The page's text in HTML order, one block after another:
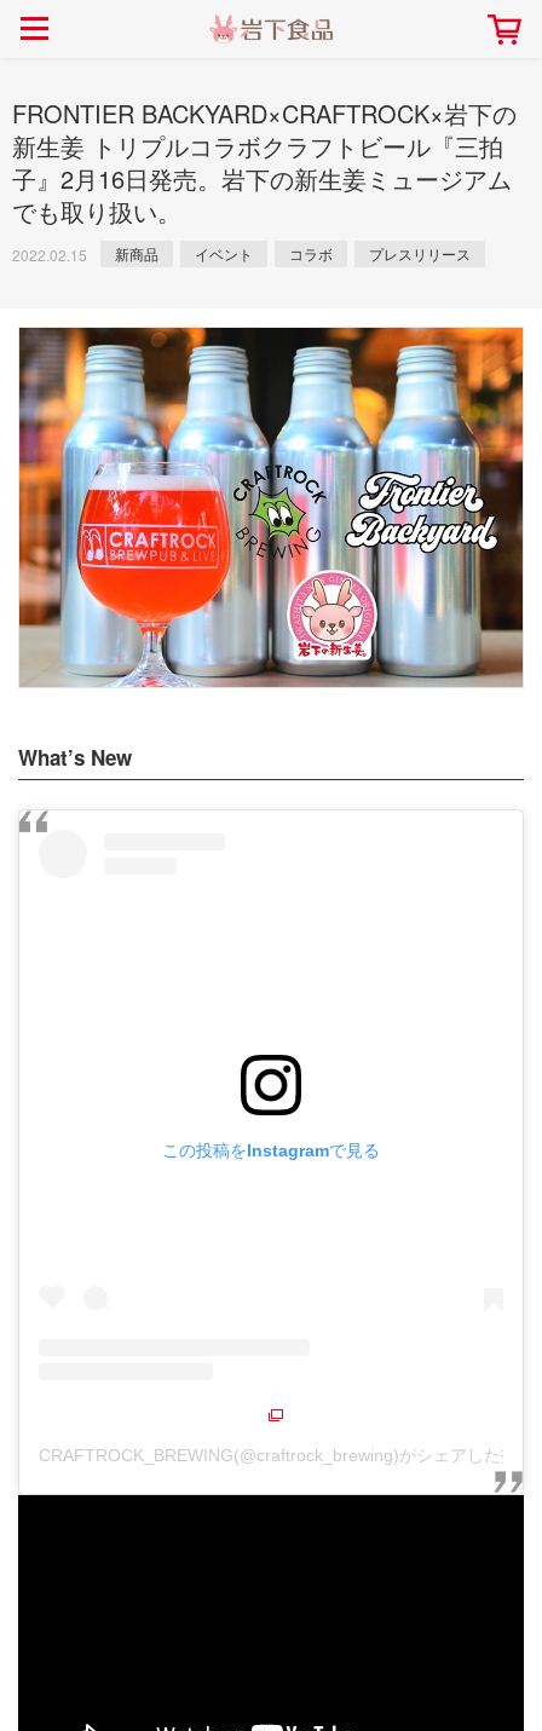
ごあいさつ 会社概要
採用情報 本社所在地
> 新商品
> イベント
> コラボ
> 飲食店コラボ
> イワシカちゃん
> オンラインショップ
> メディア掲載
> その他
ト「NEW GINGER SUMMER
> 生姜
> らっきょう
> オリーブ
> 梅
> らっきょうレシピ
> オリーブレシピ
> その他のレシピ
豚バラ肉のくるくる巻き～細巻
畑での取り組み 工場での取り組み
岩下の新生姜について 岩下のらっきょうにつ
岩下の新生姜ミュージアム
しょうがを食べてお悩
岩下の新生姜万年筆インク 書く描くコンテ
スト
岩下の新生姜Sing＆
～ニュージンジャーイ
FRONTIER BACKYARD×CRAFTROCK×岩下の
新生姜 トリプルコラボクラフトビール『三拍
子』2月16日発売。岩下の新生姜ミュージアム
でも取り扱い。
2022.02.15 新商品 イベント コラボ プレスリリース
What’s New
この投稿をInstagramで見る
CRAFTROCK_BREWING(@craftrock_brewing)がシェアした投稿